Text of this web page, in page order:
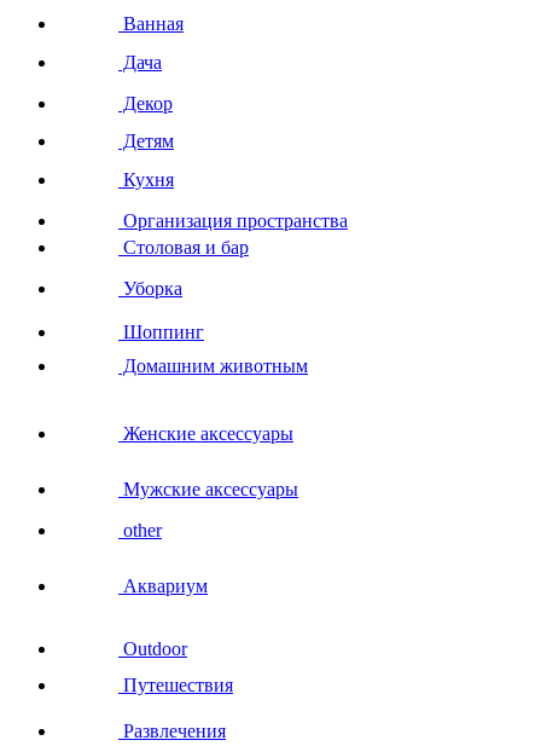
Ванная
Дача
Декор
Детям
Кухня
Организация пространства
Столовая и бар
Уборка
Шоппинг
Домашним животным
Женские аксессуары
Мужские аксессуары
other
Аквариум
Outdoor
Путешествия
Развлечения